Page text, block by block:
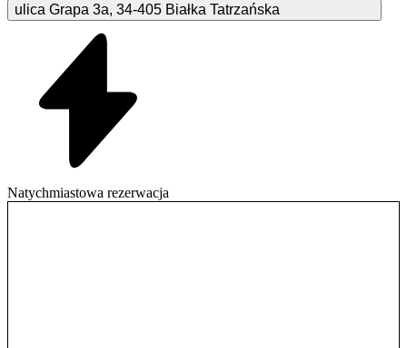
ulica Grapa 3a, 34-405 Białka Tatrzańska
Natychmiastowa rezerwacja